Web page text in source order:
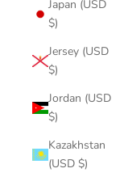
Japan (USD
$)
Jersey (USD
$)
Jordan (USD
$)
Kazakhstan
(USD $)